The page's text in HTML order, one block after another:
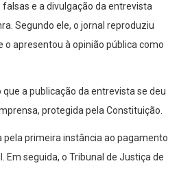
e a divulgação da entrevista
Segundo ele, o jornal reproduziu
apresentou à opinião pública como
a publicação da entrevista se deu
protegida pela Constituição.
pela primeira instância ao pagamento
Em seguida, o Tribunal de Justiça de